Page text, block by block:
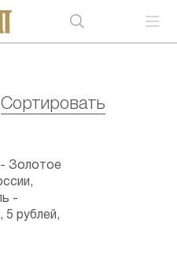
Сортировать